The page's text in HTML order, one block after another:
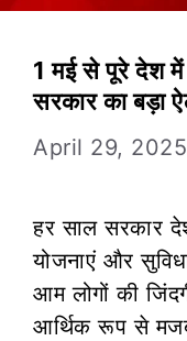
1 मई से पूरे देश में
सरकार का बड़ा
April 29, 2025
हर साल सरकार
योजनाएं और
आम लोगों की
आर्थिक रूप से